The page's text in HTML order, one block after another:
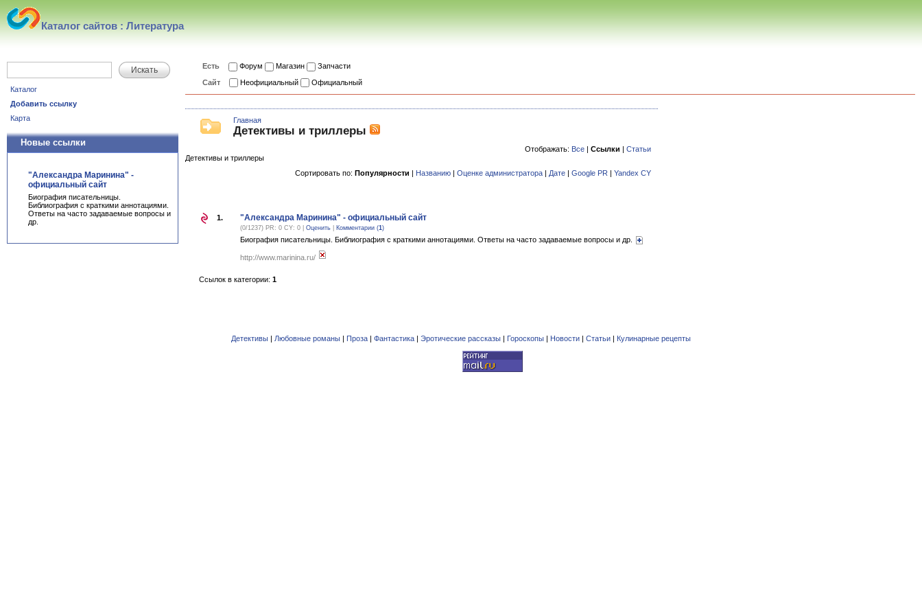
Каталог сайтов : Литература
Искать
Каталог
Добавить ссылку
Карта
Новые ссылки
"Александра Маринина" -
официальный сайт
Биография писательницы.
Библиография с краткими аннотациями.
Ответы на часто задаваемые вопросы и
др.
Есть Форум Магазин
Запчасти
Сайт
Неофициальный Официальный
Главная
Детективы и триллеры
Отображать: Все | Ссылки | Статьи
Детективы и триллеры
Сортировать по: Популярности | Названию | Оценке администратора | Дате | Google PR | Yandex CY
1. "Александра Маринина" - официальный сайт
(0/1237) PR: 0 CY: 0 | Оценить Комментарии (1)
Биография писательницы. Библиография с краткими аннотациями. Ответы на часто задаваемые вопросы и др.
http://www.marinina.ru/
Ссылок в категории: 1
Детективы | Любовные романы | Проза | Фантастика | Эротические рассказы | Гороскопы | Новости | Статьи | Кулинарные рецепты